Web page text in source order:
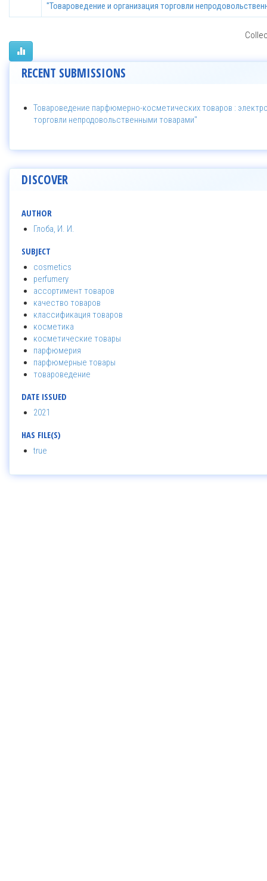
"Товароведение и организация торговли
RECENT SUBMISSIONS
Товароведение парфюмерно-косметических товаров :
торговли непродовольственными товарами"
DISCOVER
AUTHOR
Глоба, И. И.
SUBJECT
cosmetics
perfumery
ассортимент товаров
качество товаров
классификация товаров
косметика
косметические товары
парфюмерия
парфюмерные товары
товароведение
DATE ISSUED
2021
HAS FILE(S)
true